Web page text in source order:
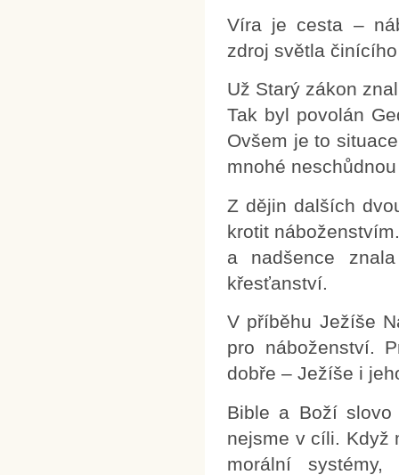
Víra je cesta –
zdroj světla
Už Starý zákon
Tak byl povolán
Ovšem je to
mnohé
Z dějin dalších
krotit
a nadšence
křesťanství.
V příběhu Ježíše
pro náboženství.
dobře – Ježíše i
Bible a Boží
nejsme v cíli. Když
morální